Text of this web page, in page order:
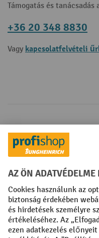
Támogatás és tanácsadás
+36 20 348 8830
Vagy kapcsolatfelvételi
Fizetési lehetőségek
Creditcard (Master)
Közösségi Média
Facebook
YouTube
LinkedIn
Instagram